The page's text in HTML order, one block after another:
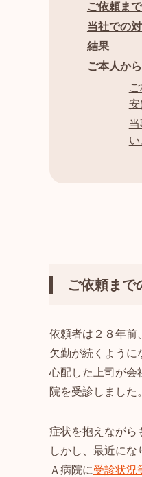
ご依頼ま
当社での
結果
ご本人か
安
い
ご依頼まで
依頼者は２８年前
欠勤が続くように
心配した上司が会
院を受診しました。
症状を抱えながら
しかし、最近にな
Ａ病院に受診状況